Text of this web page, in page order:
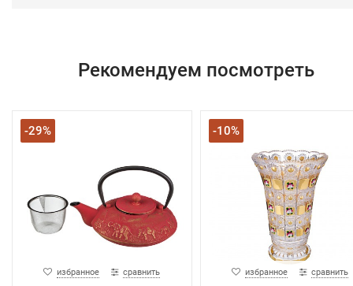
Рекомендуем посмотреть
-29%
избранное сравнить
-10%
избранное сравнить